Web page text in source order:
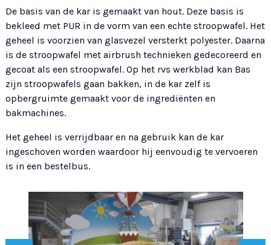
De basis van de kar is gemaakt van hout. Deze basis is
bekleed met PUR in de vorm van een echte stroopwafel. Het
geheel is voorzien van glasvezel versterkt polyester. Daarna
is de stroopwafel met airbrush technieken gedecoreerd en
gecoat als een stroopwafel. Op het rvs werkblad kan Bas
zijn stroopwafels gaan bakken, in de kar zelf is
opbergruimte gemaakt voor de ingrediënten en
bakmachines.
Het geheel is verrijdbaar en na gebruik kan de kar
ingeschoven worden waardoor hij eenvoudig te vervoeren
is in een bestelbus.